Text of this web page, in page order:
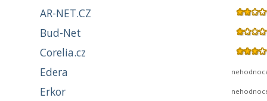
AR-NET.CZ
Bud-Net
Corelia.cz
Edera
Erkor